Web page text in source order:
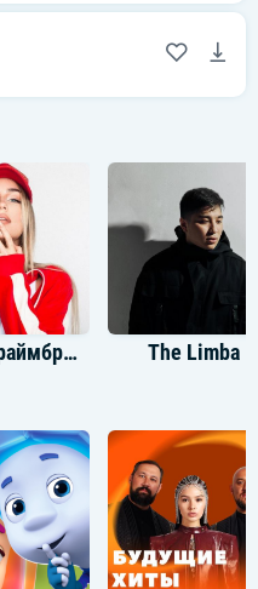
Мари Краймбрери The Limba